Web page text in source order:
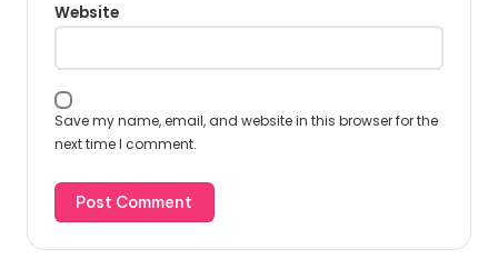
Website
Save my name, email, and website in this browser for the
next time I comment.